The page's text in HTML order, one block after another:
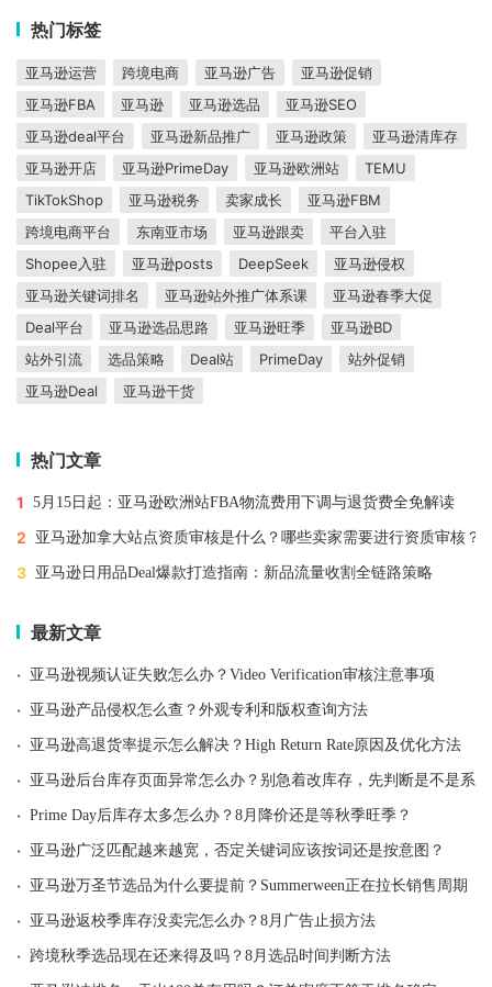
热门标签
亚马逊运营 跨境电商 亚马逊广告
亚马逊促销
亚马逊FBA
亚马逊 亚马逊选品
亚马逊SEO
亚马逊deal平台
亚马逊新品推广 亚马逊政策
亚马逊清库存
亚马逊开店
亚马逊PrimeDay 亚马逊欧洲站
TEMU
TikTokShop
亚马逊税务 卖家成长
亚马逊FBM
跨境电商平台
东南亚市场 亚马逊跟卖
平台入驻
Shopee入驻
亚马逊posts DeepSeek
亚马逊侵权
亚马逊关键词排名
亚马逊站外推广体系课
亚马逊春季大促
Deal平台
亚马逊选品思路 亚马逊旺季
亚马逊BD
站外引流
选品策略 Deal站 PrimeDay
站外促销
亚马逊Deal
亚马逊干货
热门文章
1 5月15日起：亚马逊欧洲站FBA物流费用下调与退货费全免解读
2 亚马逊加拿大站点资质审核是什么？哪些卖家需要进行资质审核？
3 亚马逊日用品Deal爆款打造指南：新品流量收割全链路策略
最新文章
· 亚马逊视频认证失败怎么办？Video Verification审核注意事项
· 亚马逊产品侵权怎么查？外观专利和版权查询方法
· 亚马逊高退货率提示怎么解决？High Return Rate原因及优化方法
· 亚马逊后台库存页面异常怎么办？别急着改库存，先判断是不是系
· Prime Day后库存太多怎么办？8月降价还是等秋季旺季？
· 亚马逊广泛匹配越来越宽，否定关键词应该按词还是按意图？
· 亚马逊万圣节选品为什么要提前？Summerween正在拉长销售周期
· 亚马逊返校季库存没卖完怎么办？8月广告止损方法
· 跨境秋季选品现在还来得及吗？8月选品时间判断方法